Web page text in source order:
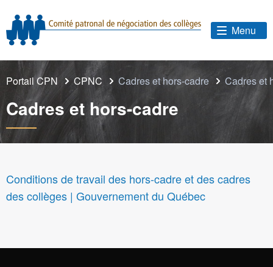
Menu
Portail CPN CPNC Cadres et hors-cadre Cadres et
Cadres et hors-cadre
Conditions de travail des hors-cadre et des cadres
des collèges | Gouvernement du Québec